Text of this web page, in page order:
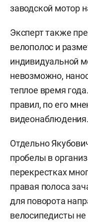
заводской мотор
Эксперт также
велополос и
индивидуальной
невозможно,
теплое время
правил, по его
видеонаблюдения.
Отдельно
пробелы в
перекрестках
правая полоса
для поворота
велосипедисты